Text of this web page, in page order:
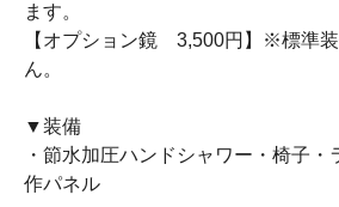
ます。
【オプション鏡 3,500円】※標準
ん。
▼装備
・節水加圧ハンドシャワー・椅子
作パネル